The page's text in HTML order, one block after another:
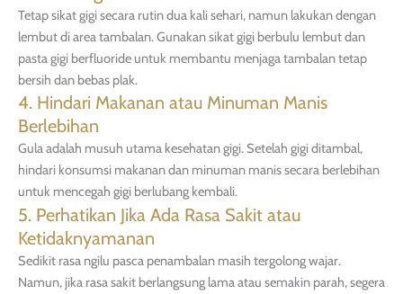
Tetap sikat gigi secara rutin dua kali sehari, namun lakukan dengan
lembut di area tambalan. Gunakan sikat gigi berbulu lembut dan
pasta gigi berfluoride untuk membantu menjaga tambalan tetap
bersih dan bebas plak.
4. Hindari Makanan atau Minuman Manis
Berlebihan
Gula adalah musuh utama kesehatan gigi. Setelah gigi ditambal,
hindari konsumsi makanan dan minuman manis secara berlebihan
untuk mencegah gigi berlubang kembali.
5. Perhatikan Jika Ada Rasa Sakit atau
Ketidaknyamanan
Sedikit rasa ngilu pasca penambalan masih tergolong wajar.
Namun, jika rasa sakit berlangsung lama atau semakin parah, segera